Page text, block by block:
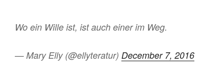
Wo ein Wille ist, ist auch einer im Weg.
— Mary Elly (@ellyteratur) December 7, 2016